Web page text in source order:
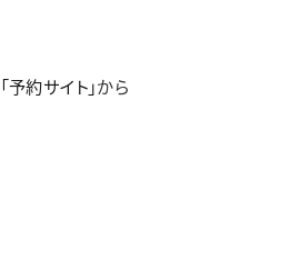
「予約サイト」から